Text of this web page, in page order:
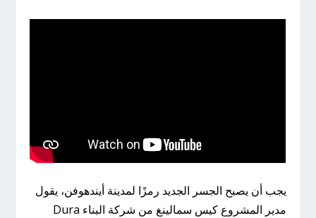
يجب أن يصبح الجسر الجديد رمزًا لمدينة أيندهوفن، يقول
مدير المشروع كيس سمالينغ من شركة البناء Dura